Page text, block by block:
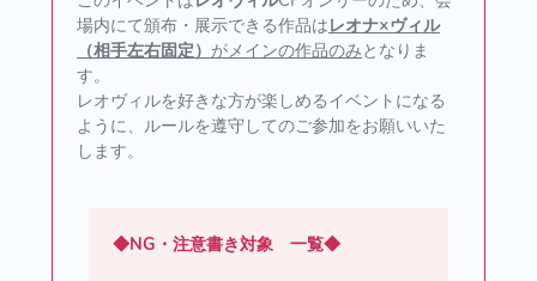
場内にて頒布・展示できる作品はレオナ×ヴィル
（相手左右固定） がメインの作品のみとなりま
す。
レオヴィルを好きな方が楽しめるイベントになる
ように、ルールを遵守してのご参加をお願いいた
します。
◆NG・注意書き対象 一覧◆